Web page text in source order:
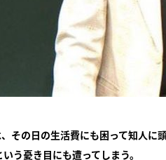
その日の生活費にも困って知人
う憂き目にも遭ってしまう。